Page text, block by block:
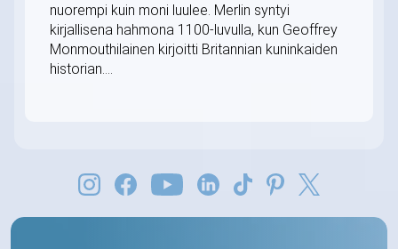
nuorempi kuin moni luulee. Merlin syntyi
kirjallisena hahmona 1100-luvulla, kun Geoffrey
Monmouthilainen kirjoitti Britannian kuninkaiden
historian....